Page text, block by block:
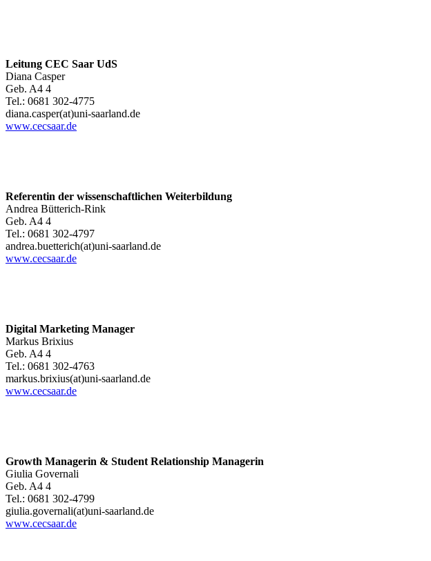
Leitung CEC Saar UdS
Diana Casper
Geb. A4 4
Tel.: 0681 302-4775
diana.casper(at)uni-saarland.de
www.cecsaar.de
Referentin der wissenschaftlichen Weiterbildung
Andrea Bütterich-Rink
Geb. A4 4
Tel.: 0681 302-4797
andrea.buetterich(at)uni-saarland.de
www.cecsaar.de
Digital Marketing Manager
Markus Brixius
Geb. A4 4
Tel.: 0681 302-4763
markus.brixius(at)uni-saarland.de
www.cecsaar.de
Growth Managerin & Student Relationship Managerin
Giulia Governali
Geb. A4 4
Tel.: 0681 302-4799
giulia.governali(at)uni-saarland.de
www.cecsaar.de